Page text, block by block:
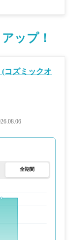
ップ！
(コズミックオ
全期間